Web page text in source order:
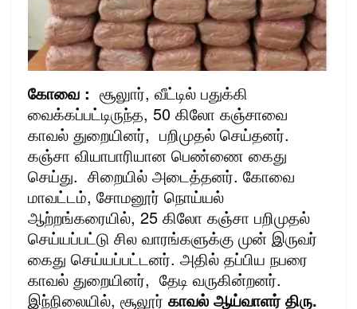
கோவை : சூலுார், வீட்டில் பதுக்கி
வைக்கப்பட்டிருந்த, 50 கிலோ கஞ்சாவை
காவல் துறையினர், பறிமுதல் செய்தனர்.
கஞ்சா வியாபாரியான பெண்ணை கைது
செய்து. சிறையில் அடைத்தனர். கோவை
மாவட்டம், சோமனூர் நொய்யல்
ஆற்றங்கரையில், 25 கிலோ கஞ்சா பறிமுதல்
செய்யப்பட்டு சில வாரங்களுக்கு முன் இருவர்
கைது செய்யப்பட்டனர். அதில் தப்பிய நபரை
காவல் துறையினர், தேடி வருகின்றனர்.
இந்நிலையில், சூலூர் காவல் ஆய்வாளர் திரு.